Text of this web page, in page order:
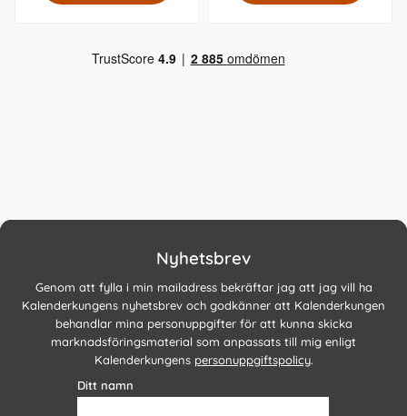
Nyhetsbrev
Genom att fylla i min mailadress bekräftar jag att jag vill ha
Kalenderkungens nyhetsbrev och godkänner att Kalenderkungen
behandlar mina personuppgifter för att kunna skicka
marknadsföringsmaterial som anpassats till mig enligt
Kalenderkungens personuppgiftspolicy.
Ditt namn